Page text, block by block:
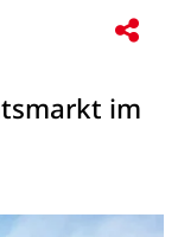
im